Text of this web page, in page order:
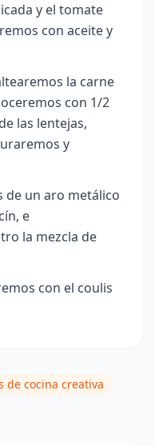
y el tomate
con aceite y
la carne
con 1/2
las lentejas,
y
de un aro metálico
e
la mezcla de
con el coulis
de cocina creativa